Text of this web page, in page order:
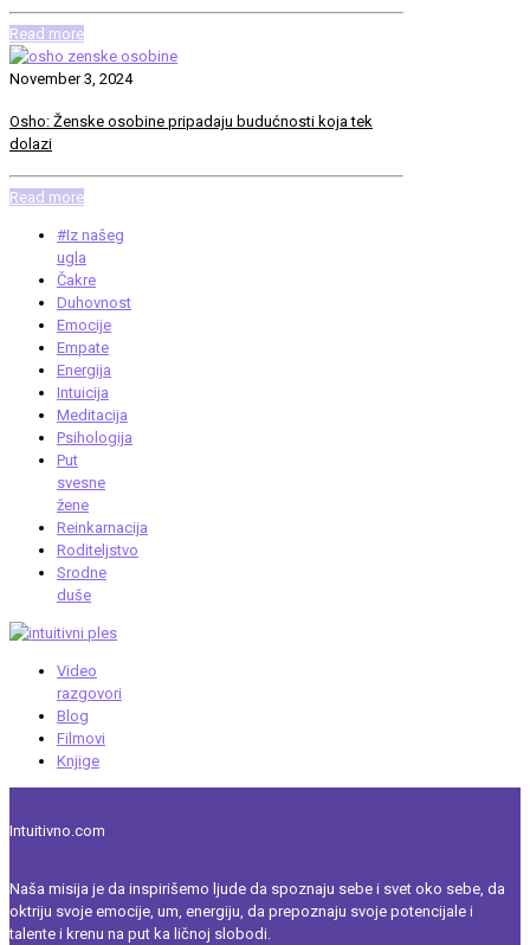
Read more
November 3, 2024
Osho: Ženske osobine pripadaju budućnosti koja tek
dolazi
Read more
#Iz našeg
ugla
Čakre
Duhovnost
Emocije
Empate
Energija
Intuicija
Meditacija
Psihologija
Put
svesne
žene
Reinkarnacija
Roditeljstvo
Srodne
duše
Video
razgovori
Blog
Filmovi
Knjige
Intuitivno.com
Naša misija je da inspirišemo ljude da spoznaju sebe i svet oko sebe, da
oktriju svoje emocije, um, energiju, da prepoznaju svoje potencijale i
talente i krenu na put ka ličnoj slobodi.